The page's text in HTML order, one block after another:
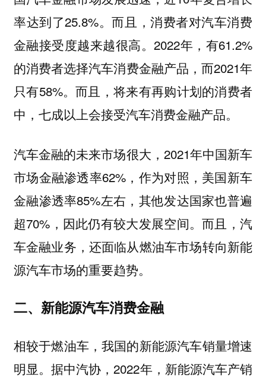
率达到了25.8%。而且，消费者对汽车消费
金融接受度越来越很高。2022年，有61.2%
的消费者选择汽车消费金融产品，而2021年
只有58%。而且，将来有再购计划的消费者
中，七成以上会接受汽车消费金融产品。
汽车金融的未来市场很大，2021年中国新车
市场金融渗透率62%，作为对照，美国新车
金融渗透率85%左右，其他发达国家也普遍
超70%，因此仍有较大发展空间。而且，汽
车金融业务，还面临从燃油车市场转向新能
源汽车市场的重要趋势。
二、新能源汽车消费金融
相较于燃油车，我国的新能源汽车销量增速
明显。据中汽协，2022年，新能源汽车产销